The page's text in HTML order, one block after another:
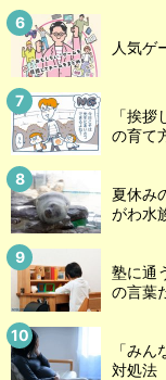
人気ゲ
「挨
の育て
夏休み
がわ水
塾に通
の言葉
「み
対処法